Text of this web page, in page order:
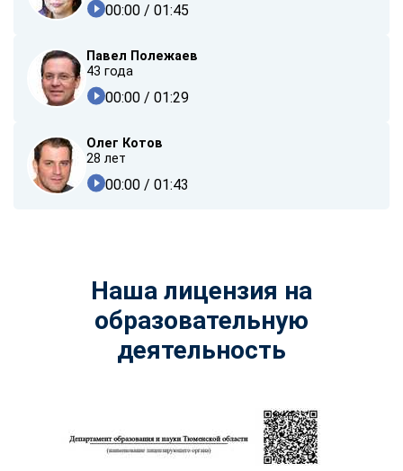
00:00 / 01:45
Павел Полежаев
43 года
00:00 / 01:29
Олег Котов
28 лет
00:00 / 01:43
Наша лицензия на
образовательную
деятельность